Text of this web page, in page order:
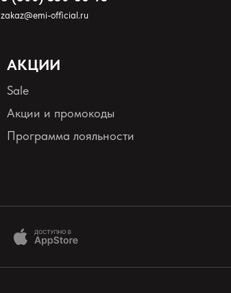
zakaz@emi-official.ru
АКЦИИ
Sale
Акции и промокоды
Программа лояльности